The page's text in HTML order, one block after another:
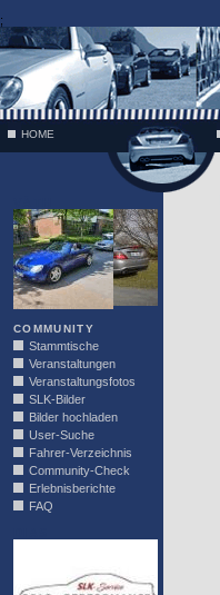
;
HOME
COMMUNITY
Stammtische
Veranstaltungen
Veranstaltungsfotos
SLK-Bilder
Bilder hochladen
User-Suche
Fahrer-Verzeichnis
Community-Check
Erlebnisberichte
FAQ